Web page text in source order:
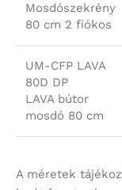
Mosdószekrény
80 cm 2 fiókos
UM-CFP LAVA
80D DP
LAVA bútor
mosdó 80 cm
A méretek